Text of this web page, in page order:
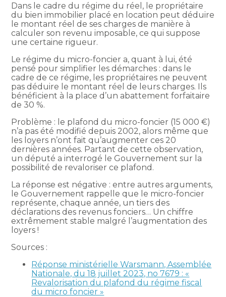
Dans le cadre du régime du réel, le propriétaire
du bien immobilier placé en location peut déduire
le montant réel de ses charges de manière à
calculer son revenu imposable, ce qui suppose
une certaine rigueur.
Le régime du micro-foncier a, quant à lui, été
pensé pour simplifier les démarches : dans le
cadre de ce régime, les propriétaires ne peuvent
pas déduire le montant réel de leurs charges. Ils
bénéficient à la place d’un abattement forfaitaire
de 30 %.
Problème : le plafond du micro-foncier (15 000 €)
n’a pas été modifié depuis 2002, alors même que
les loyers n’ont fait qu’augmenter ces 20
dernières années. Partant de cette observation,
un député a interrogé le Gouvernement sur la
possibilité de revaloriser ce plafond.
La réponse est négative : entre autres arguments,
le Gouvernement rappelle que le micro-foncier
représente, chaque année, un tiers des
déclarations des revenus fonciers… Un chiffre
extrêmement stable malgré l’augmentation des
loyers !
Sources :
Réponse ministérielle Warsmann, Assemblée
Nationale, du 18 juillet 2023, no 7679 : «
Revalorisation du plafond du régime fiscal
du micro foncier »